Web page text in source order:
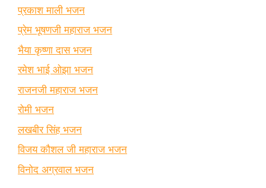
प्रकाश माली भजन
प्रेम भूषणजी महाराज भजन
भैया कृष्णा दास भजन
रमेश भाई ओझा भजन
राजनजी महाराज भजन
रोमी भजन
लखबीर सिंह भजन
विजय कौशल जी महाराज भजन
विनोद अग्रवाल भजन